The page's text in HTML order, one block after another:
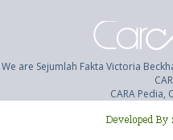
We are Sejumlah Fakta Victoria
CARA Pedia,